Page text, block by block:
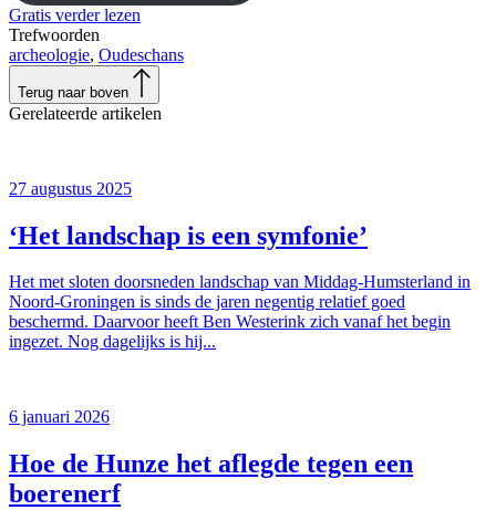
Gratis verder lezen
Trefwoorden
archeologie, Oudeschans
Terug naar boven
Gerelateerde artikelen
27 augustus 2025
‘Het landschap is een symfonie’
Het met sloten doorsneden landschap van Middag-Humsterland in
Noord-Groningen is sinds de jaren negentig relatief goed
beschermd. Daarvoor heeft Ben Westerink zich vanaf het begin
ingezet. Nog dagelijks is hij...
6 januari 2026
Hoe de Hunze het aflegde tegen een
boerenerf